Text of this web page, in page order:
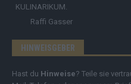
KULINARIKUM.
Raffi Gasser
HINWEISGEBER
Hast du Hinweise? Teile sie